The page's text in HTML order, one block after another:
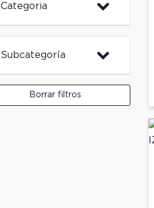
Categoria
Subcategoría
Borrar filtros